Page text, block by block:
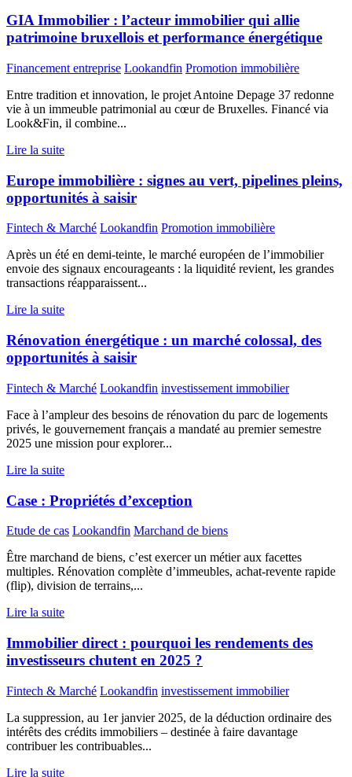
GIA Immobilier : l’acteur immobilier qui allie
patrimoine bruxellois et performance énergétique
Financement entreprise Lookandfin Promotion immobilière
Entre tradition et innovation, le projet Antoine Depage 37 redonne
vie à un immeuble patrimonial au cœur de Bruxelles. Financé via
Look&Fin, il combine...
Lire la suite
Europe immobilière : signes au vert, pipelines pleins,
opportunités à saisir
Fintech & Marché Lookandfin Promotion immobilière
Après un été en demi-teinte, le marché européen de l’immobilier
envoie des signaux encourageants : la liquidité revient, les grandes
transactions réapparaissent...
Lire la suite
Rénovation énergétique : un marché colossal, des
opportunités à saisir
Fintech & Marché Lookandfin investissement immobilier
Face à l’ampleur des besoins de rénovation du parc de logements
privés, le gouvernement français a mandaté au premier semestre
2025 une mission pour explorer...
Lire la suite
Case : Propriétés d’exception
Etude de cas Lookandfin Marchand de biens
Être marchand de biens, c’est exercer un métier aux facettes
multiples. Rénovation complète d’immeubles, achat-revente rapide
(flip), division de terrains,...
Lire la suite
Immobilier direct : pourquoi les rendements des
investisseurs chutent en 2025 ?
Fintech & Marché Lookandfin investissement immobilier
La suppression, au 1er janvier 2025, de la déduction ordinaire des
intérêts des crédits immobiliers – destinée à faire davantage
contribuer les contribuables...
Lire la suite